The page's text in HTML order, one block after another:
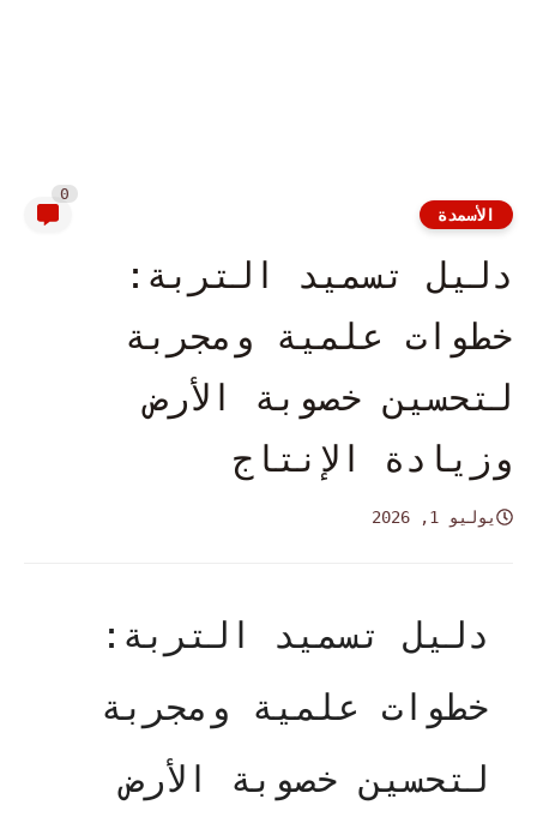
الأسمدة
0
دليل تسميد التربة:
خطوات علمية ومجربة
لتحسين خصوبة الأرض
وزيادة الإنتاج
يوليو 1, 2026
دليل تسميد التربة:
خطوات علمية ومجربة
لتحسين خصوبة الأرض